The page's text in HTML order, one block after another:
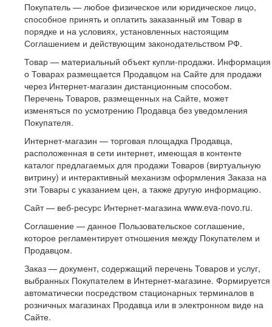
Покупатель — любое физическое или юридическое лицо,
способное принять и оплатить заказанный им Товар в
порядке и на условиях, установленных настоящим
Соглашением и действующим законодательством РФ.
Товар — материальный объект купли-продажи. Информация
о Товарах размещается Продавцом на Сайте для продажи
через Интернет-магазин дистанционным способом.
Перечень Товаров, размещенных на Сайте, может
изменяться по усмотрению Продавца без уведомления
Покупателя.
Интернет-магазин — торговая площадка Продавца,
расположенная в сети интернет, имеющая в контенте
каталог предлагаемых для продажи Товаров (виртуальную
витрину) и интерактивный механизм оформления Заказа на
эти Товары с указанием цен, а также другую информацию.
Сайт — веб-ресурс Интернет-магазина www.eva-novo.ru.
Соглашение — данное Пользовательское соглашение,
которое регламентирует отношения между Покупателем и
Продавцом.
Заказ — документ, содержащий перечень Товаров и услуг,
выбранных Покупателем в Интернет-магазине. Формируется
автоматически посредством стационарных терминалов в
розничных магазинах Продавца или в электронном виде на
Сайте.